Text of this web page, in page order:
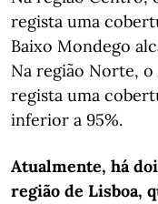
regista uma
Baixo Mondego
Na região Norte, o
regista uma
inferior a 95%.
Atualmente, há
região de Lisboa,